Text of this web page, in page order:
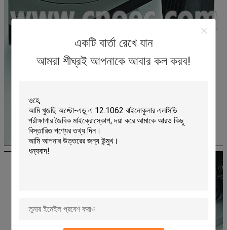
একটি বার্তা রেখে যান
আমরা শীঘ্রই আপনাকে আবার কল করব!